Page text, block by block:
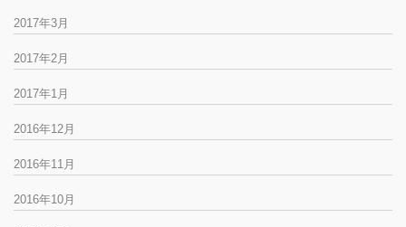
2017年3月
2017年2月
2017年1月
2016年12月
2016年11月
2016年10月